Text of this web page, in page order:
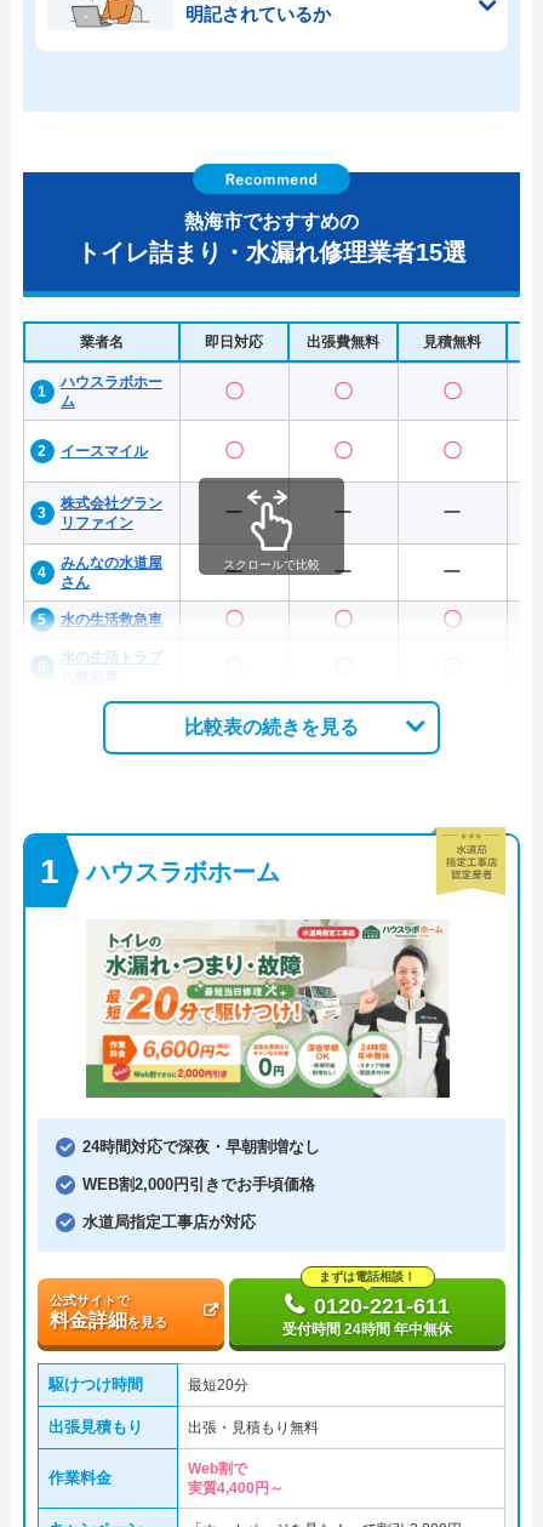
明記されているか
熱海市でおすすめの
トイレ詰まり・水漏れ修理業者15選
業者名 即日対応 出張費無料 見積無料
ハウスラボホー
ム
〇 〇 〇
イースマイル 〇 〇 〇
株式会社グラン
リファイン
ー ー ー
みんなの水道屋
さん
ー ー ー
水の生活救急車 〇 〇 〇
水の生活トラブ
スクロールで比較
比較表の続きを見る
ハウスラボホーム
24時間対応で深夜・早朝割増なし
WEB割2,000円引きでお手頃価格
水道局指定工事店が対応
公式サイトで
料金詳細を見る
まずは電話相談！
0120-221-611
受付時間 24時間 年中無休
駆けつけ時間 最短20分
出張見積もり 出張・見積もり無料
作業料金
Web割で
実質4,400円～